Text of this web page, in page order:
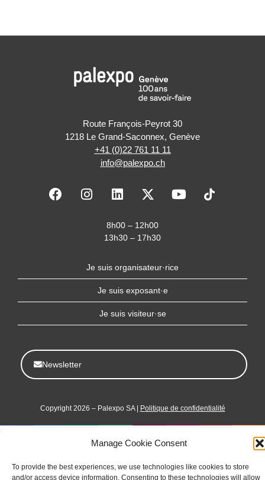
Manage Cookie Consent
To provide the best experiences, we use technologies like cookies to store
and/or access device information. Consenting to these technologies will allow
Route François-Peyrot 30
1218 Le Grand-Saconnex, Genève
+41 (0)22 761 11 11
info@palexpo.ch
F
a
k
I
n
r
a
L
i
k
e
i
n
X
-
w
i
t
e
r
Y
o
e
8h00 – 12h00
13h30 – 17h30
Je suis organisateur·rice
Je suis exposant·e
Je suis visiteur·se
Newsletter
Copyright 2026 – Palexpo SA | Politique de confidentialité